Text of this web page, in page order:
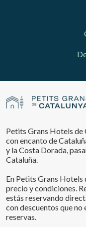
Petits Grans Hotels de
con encanto de
y la Costa Dorada,
Cataluña.
En Petits Grans
precio y condiciones.
estás reservando
con descuentos que
reservas.